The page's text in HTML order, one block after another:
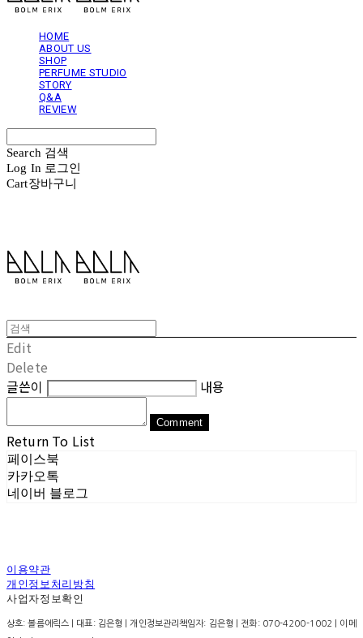
HOME
ABOUT US
SHOP
PERFUME STUDIO
STORY
Q&A
REVIEW
Search 검색
Log In 로그인
Cart장바구니
Edit
Delete
글쓴이
내용
Comment
Return To List
페이스북
카카오톡
네이버 블로그
이용약관
개인정보처리방침
사업자정보확인
상호: 볼름에릭스 | 대표: 김은형 | 개인정보관리책임자: 김은형 | 전화: 070-4200-1002 | 이메